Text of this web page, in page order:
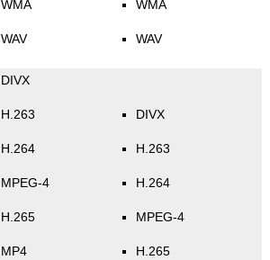
WMA
WAV
WMA
WAV
DIVX
H.263
H.264
MPEG-4
H.265
MP4
DIVX
H.263
H.264
MPEG-4
H.265